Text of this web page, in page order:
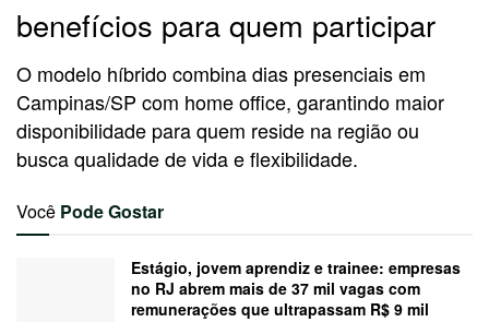
benefícios para quem participar
O modelo híbrido combina dias presenciais em
Campinas/SP com home office, garantindo maior
disponibilidade para quem reside na região ou
busca qualidade de vida e flexibilidade.
Você Pode Gostar
Estágio, jovem aprendiz e trainee: empresas
no RJ abrem mais de 37 mil vagas com
remunerações que ultrapassam R$ 9 mil